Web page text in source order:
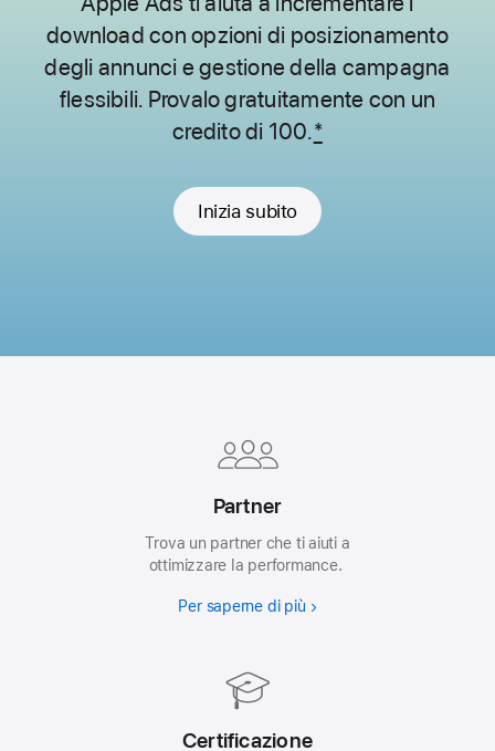
download con opzioni di posizionamento
degli annunci e gestione della campagna
flessibili. Provalo gratuitamente con un
credito di 100.*
Inizia subito
Partner
Trova un partner che ti aiuti a
ottimizzare la performance.
Per saperne di più
Certificazione